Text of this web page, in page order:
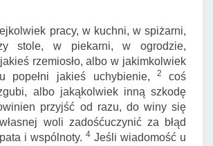
KTÓRZY
POPEŁNIĄ
JAKIEŚ
INNE
UCHYBIENIE
pracy, w kuchni, w spiżarni,
stole, w piekarni, w ogrodzie,
rzemiosło, albo w jakimkolwiek
popełni jakieś uchybienie,2 coś
albo jakąkolwiek inną szkodę
przyjść od razu, do winy się
woli zadośćuczynić za błąd
i wspólnoty.4 Jeśli wiadomość u